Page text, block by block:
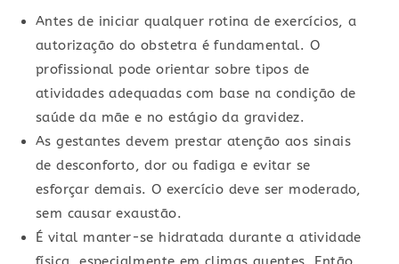
Antes de iniciar qualquer rotina de exercícios, a
autorização do obstetra é fundamental. O
profissional pode orientar sobre tipos de
atividades adequadas com base na condição de
saúde da mãe e no estágio da gravidez.
As gestantes devem prestar atenção aos sinais
de desconforto, dor ou fadiga e evitar se
esforçar demais. O exercício deve ser moderado,
sem causar exaustão.
É vital manter-se hidratada durante a atividade